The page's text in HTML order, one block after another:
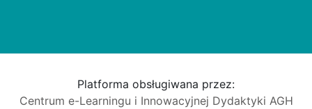
Platforma obsługiwana przez:
Centrum e-Learningu i Innowacyjnej Dydaktyki AGH